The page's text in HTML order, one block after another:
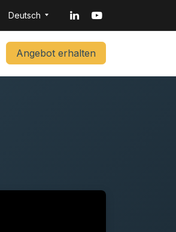
Deutsch
Angebot erhalten